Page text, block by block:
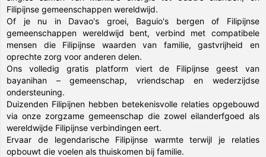
Filipijnse gemeenschappen wereldwijd.
Of je nu in Davao's groei, Baguio's bergen of Filipijnse
gemeenschappen wereldwijd bent, verbind met compatibele
mensen die Filipijnse waarden van familie, gastvrijheid en
oprechte zorg voor anderen delen.
Ons volledig gratis platform viert de Filipijnse geest van
bayanihan – gemeenschap, vriendschap en wederzijdse
ondersteuning.
Duizenden Filipijnen hebben betekenisvolle relaties opgebouwd
via onze zorgzame gemeenschap die zowel eilanderfgoed als
wereldwijde Filipijnse verbindingen eert.
Ervaar de legendarische Filipijnse warmte terwijl je relaties
opbouwt die voelen als thuiskomen bij familie.